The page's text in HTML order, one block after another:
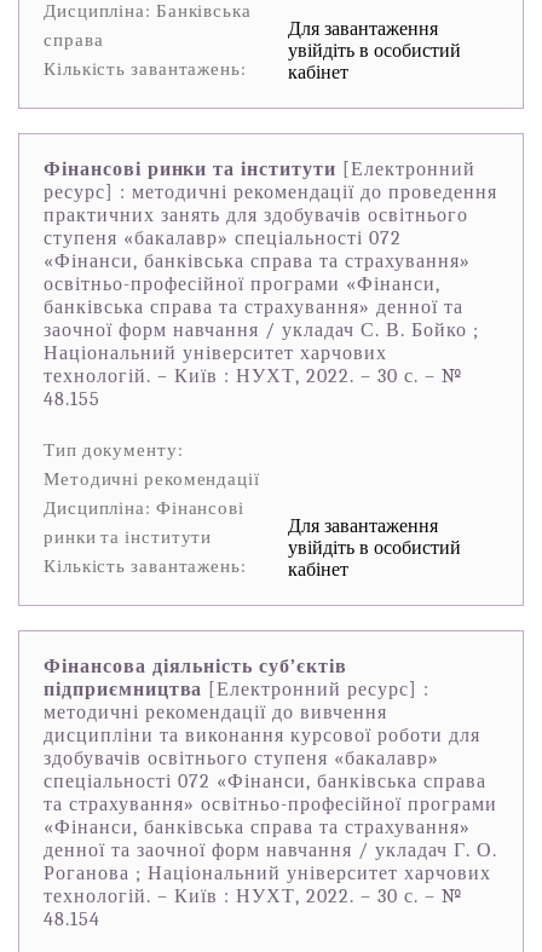
Дисципліна: Банківська
справа
Кількість завантажень:
Для завантаження
увійдіть в особистий
кабінет
Фінансові ринки та інститути [Електронний
ресурс] : методичні рекомендації до проведення
практичних занять для здобувачів освітнього
ступеня «бакалавр» спеціальності 072
«Фінанси, банківська справа та страхування»
освітньо-професійної програми «Фінанси,
банківська справа та страхування» денної та
заочної форм навчання / укладач С. В. Бойко ;
Національний університет харчових
технологій. – Київ : НУХТ, 2022. – 30 с. – №
48.155
Тип документу:
Методичні рекомендації
Дисципліна: Фінансові
ринки та інститути
Кількість завантажень:
Для завантаження
увійдіть в особистий
кабінет
Фінансова діяльність суб’єктів
підприємництва [Електронний ресурс] :
методичні рекомендації до вивчення
дисципліни та виконання курсової роботи для
здобувачів освітнього ступеня «бакалавр»
спеціальності 072 «Фінанси, банківська справа
та страхування» освітньо-професійної програми
«Фінанси, банківська справа та страхування»
денної та заочної форм навчання / укладач Г. О.
Роганова ; Національний університет харчових
технологій. – Київ : НУХТ, 2022. – 30 с. – №
48.154